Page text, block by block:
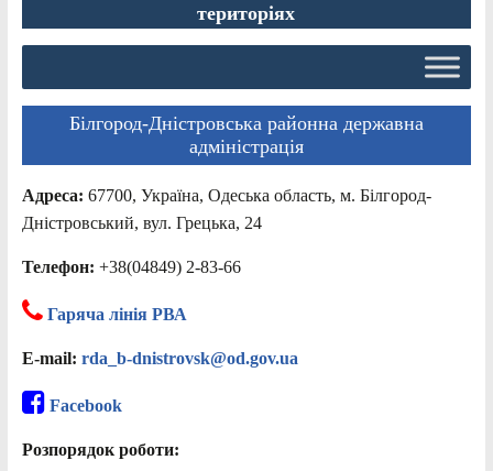
територіях
Білгород-Дністровська районна державна
адміністрація
Адреса: 67700, Україна, Одеська область, м. Білгород-
Дністровський, вул. Грецька, 24
Телефон: +38(04849) 2-83-66
Гаряча лінія РВА
E-mail: rda_b-dnistrovsk@od.gov.ua
Facebook
Розпорядок роботи: